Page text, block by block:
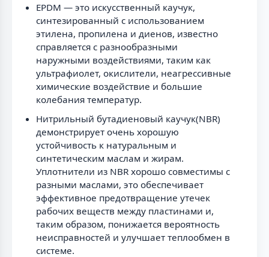
EPDM — это искусственный каучук,
синтезированный с использованием
этилена, пропилена и диенов, известно
справляется с разнообразными
наружными воздействиями, таким как
ультрафиолет, окислители, неагрессивные
химические воздействие и большие
колебания температур.
Нитрильный бутадиеновый каучук(NBR)
демонстрирует очень хорошую
устойчивость к натуральным и
синтетическим маслам и жирам.
Уплотнители из NBR хорошо совместимы с
разными маслами, это обеспечивает
эффективное предотвращение утечек
рабочих веществ между пластинами и,
таким образом, понижается вероятность
неисправностей и улучшает теплообмен в
системе.